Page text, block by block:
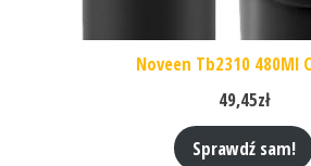
Noveen Tb2310 480Ml
49,45zł
Sprawdź sam!